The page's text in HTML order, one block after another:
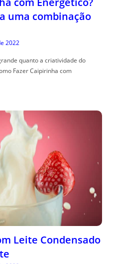
uma combinação
2022
quanto a criatividade do
Fazer Caipirinha com
Leite Condensado